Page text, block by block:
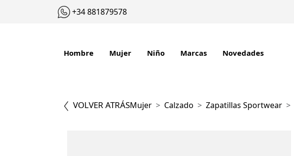
+34 881879578
Hombre Mujer Niño Marcas Novedades
VOLVER ATRÁSMujer Calzado Zapatillas Sportwear